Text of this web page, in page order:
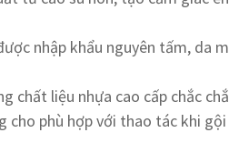
nhập khẩu nguyên tấm, da
chất liệu nhựa cao cấp chắc
cho phù hợp với thao tác khi